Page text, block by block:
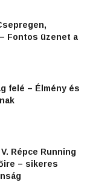
Fontos üzenet a
felé – Élmény és
Répce Running
– sikeres